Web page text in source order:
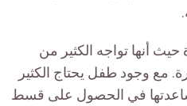
حيث أنها تواجه الكثير من
مع وجود طفل يحتاج الكثير
في الحصول على قسط